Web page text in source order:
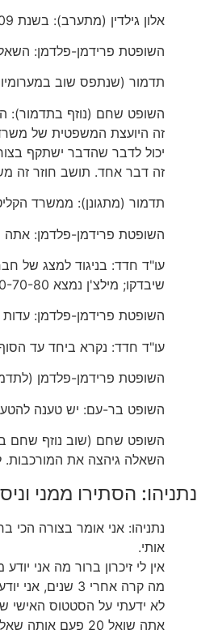
אלון גילדין (מתערב): בשנת 2009 מילצ'ן נהנה…
השופטת פרידמן-פלדמן:
תדמור (שנתפס שוב
השופט שחם (נוזף בתדמור):
זה היועצת המשפטית של משרד
יכול לדבר שהדבר ישתקף
זה דבר אחד. תושב חוזר זה
תדמור (מתגונן): ממשרד
השופטת פרידמן-פלדמן: אתה
עו"ד חדד: בניגוד למצג של חברי, הווילה של מילצ'ן לא נרכשה בשנת 2009
שיבדקו; מילצ'ן נמצא 60-70-80 יום בישראל בשנה. זה לא מקנה תושבות. הילדים לומדים בארה"ב, מבקש שיהיו מצגים מדויקים.
השופטת פרידמן-פלדמן: עדות
עו"ד חדד: נקרא ביחד עד
השופטת פרידמן-פלדמן
השופט בר-עם: יש טענה
השופט שחם (שוב נוזף שחם
השאלה גיהצה את המורכבות.
נתניהו: הסתירו ממני
נתניהו: אני אומר בצורה הכי
אותי.
אין לי זיכרון ברור מה אני
מה קרה אחרי 3 שנים, אני יודע מה היה בתקשורת? יש לי מושג? יש כאן הטעיה. ניסיון של הטעיה.
לא ידעתי על הסטטוס האישי
אתה שואל 20 פעם אותה שאלה. אתן 20 פעם אותה תשובה. אתה מנסה ליצור מציאות שלא הייתה.